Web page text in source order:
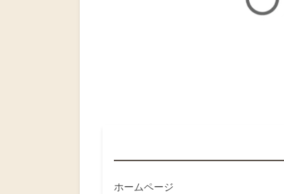
ホームページ